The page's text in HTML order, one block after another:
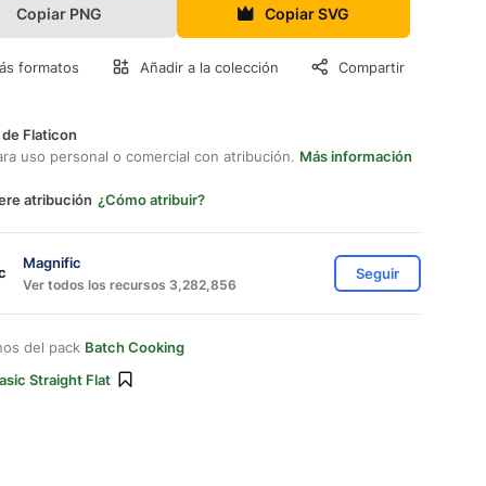
Copiar PNG Copiar SVG
formatos Añadir a la colección Compartir
Flaticon
uso personal o comercial con atribución. Más información
atribución ¿Cómo atribuir?
Magnific
Ver todos los recursos 3,282,856
Seguir
del pack Batch Cooking
Straight Flat